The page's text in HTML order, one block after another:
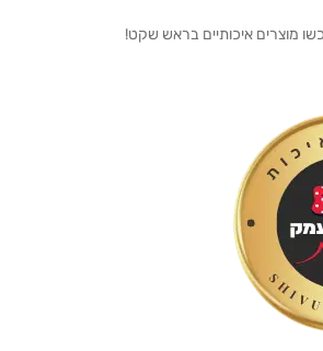
מוצרים איכותיים בראש שקט!